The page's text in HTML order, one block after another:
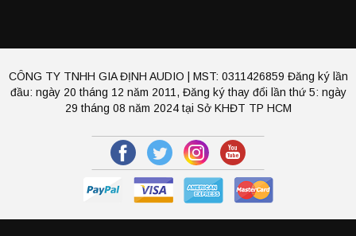
CÔNG TY TNHH GIA ĐỊNH AUDIO | MST: 0311426859 Đăng ký lần
đầu: ngày 20 tháng 12 năm 2011, Đăng ký thay đổi lần thứ 5: ngày
29 tháng 08 năm 2024 tại Sở KHĐT TP HCM